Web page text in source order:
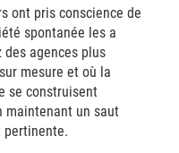
ont pris conscience de
spontanée les a
agences plus
mesure et où la
se construisent
maintenant un saut
pertinente.